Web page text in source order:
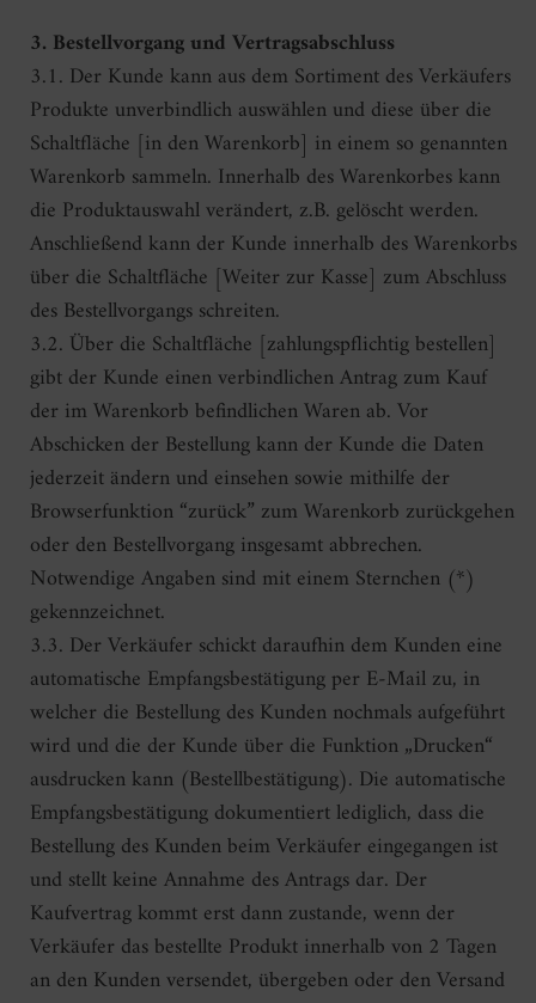
3. Bestellvorgang und Vertragsabschluss
3.1. Der Kunde kann aus dem Sortiment des Verkäufers
Produkte unverbindlich auswählen und diese über die
Schaltfläche [in den Warenkorb] in einem so genannten
Warenkorb sammeln. Innerhalb des Warenkorbes kann
die Produktauswahl verändert, z.B. gelöscht werden.
Anschließend kann der Kunde innerhalb des Warenkorbs
über die Schaltfläche [Weiter zur Kasse] zum Abschluss
des Bestellvorgangs schreiten.
3.2. Über die Schaltfläche [zahlungspflichtig bestellen]
gibt der Kunde einen verbindlichen Antrag zum Kauf
der im Warenkorb befindlichen Waren ab. Vor
Abschicken der Bestellung kann der Kunde die Daten
jederzeit ändern und einsehen sowie mithilfe der
Browserfunktion “zurück” zum Warenkorb zurückgehen
oder den Bestellvorgang insgesamt abbrechen.
Notwendige Angaben sind mit einem Sternchen (*)
gekennzeichnet.
3.3. Der Verkäufer schickt daraufhin dem Kunden eine
automatische Empfangsbestätigung per E-Mail zu, in
welcher die Bestellung des Kunden nochmals aufgeführt
wird und die der Kunde über die Funktion „Drucken“
ausdrucken kann (Bestellbestätigung). Die automatische
Empfangsbestätigung dokumentiert lediglich, dass die
Bestellung des Kunden beim Verkäufer eingegangen ist
und stellt keine Annahme des Antrags dar. Der
Kaufvertrag kommt erst dann zustande, wenn der
Verkäufer das bestellte Produkt innerhalb von 2 Tagen
an den Kunden versendet, übergeben oder den Versand